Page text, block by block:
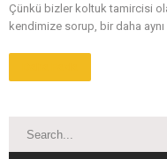
Çünkü bizler koltuk tamircisi
kendimize sorup, bir daha